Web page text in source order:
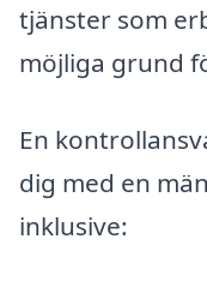
tjänster som
möjliga grund
En
dig med en
inklusive: